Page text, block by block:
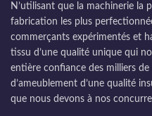
N’utilisant que la machinerie la
fabrication les plus
commerçants expérimentés et
tissu d’une qualité unique qui
entière confiance des milliers de
d’ameublement d’une qualité
que nous devons à nos